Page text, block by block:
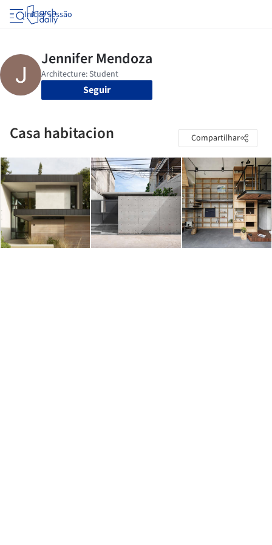
Iniciar sessão
Seguir
Casa habitacion Compartilhar